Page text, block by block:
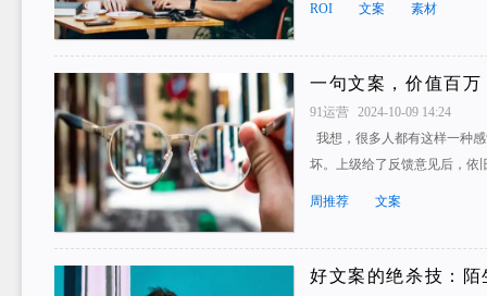
ROI 文案 素材
一句文案，价值百万
91运营 2024-10-09 14:24
我想，很多人都有这样一种
坏。上级给了反馈意见后，
周推荐 文案
好文案的绝杀技：陌